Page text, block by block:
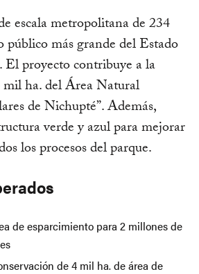
escala metropolitana de 234
público más grande del Estado
proyecto contribuye a la
mil ha. del Área Natural
de Nichupté”. Además,
verde y azul para mejorar
los procesos del parque.
de esparcimiento para 2 millones de
de 4 mil ha. de área de